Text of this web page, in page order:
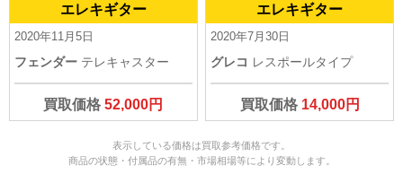
エレキギター
2020年11月5日
フェンダー テレキャスター
買取価格52,000円
エレキギター
2020年7月30日
グレコ レスポールタイプ
買取価格 14,000円
表示している価格は買取参考価格です。
商品の状態・付属品の有無・市場相場等により変動します。